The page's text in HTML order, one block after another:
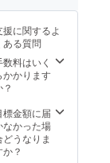
載不
要」と
ご記入
くださ
い。
なりま
す ①映
画館が
なく
なった
まちで
会を実
現する
方法 ②
プロ
ターは
ご利用
いただ
けま
す。 ※
序良俗
に反し
ない
事、設
援に関するよ
ある質問
数料はいく
かかります
標金額に届
なかった場
どうなりま
か？